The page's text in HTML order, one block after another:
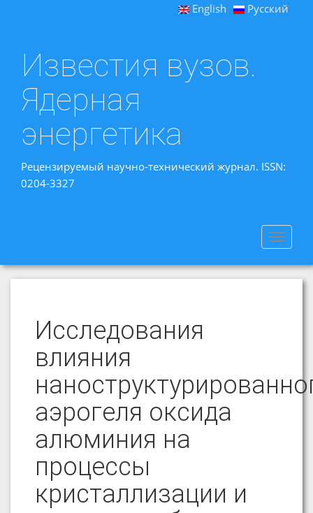
English Русский
Известия вузов.
Ядерная
энергетика
Рецензируемый научно-технический журнал. ISSN:
0204-3327
Toggle
Исследования
влияния
аэрогеля оксида
алюминия на
процессы
кристаллизации и